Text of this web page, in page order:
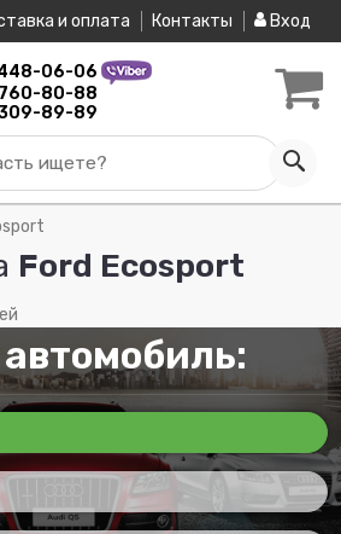
и оплата Контакты Вход
06-06
760-80-88
89-89
ищете?
Ford Ecosport